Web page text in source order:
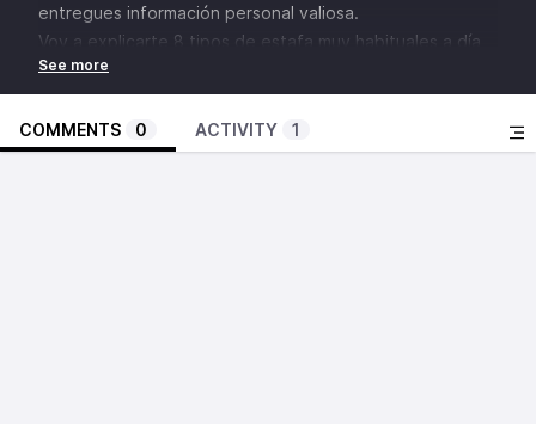
entregues información personal valiosa.
Voy a explicarte 8 tipos de estafa muy habituales a día
de hoy, para que estés mejor prevenido:
Robo de identidad. El delincuente solicita información
personal a su víctima, ya sea una fotografía de su
credencial, número de teléfono u otros datos. Con esto
COMMENTS 0 ACTIVITY 1